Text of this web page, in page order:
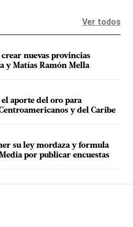
Ver todos
nuevas provincias
y Matías Ramón Mella
aporte del oro para
y del Caribe
su ley mordaza y formula
por publicar encuestas